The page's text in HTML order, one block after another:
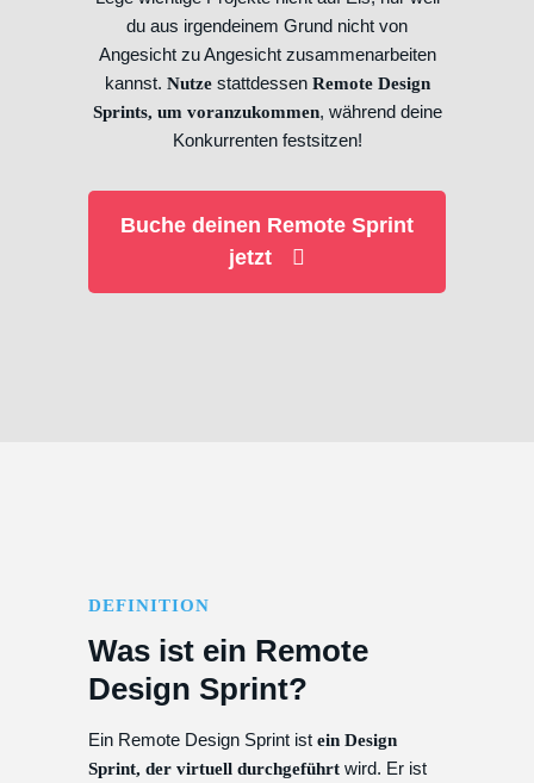
du aus irgendeinem Grund nicht von
Angesicht zu Angesicht zusammenarbeiten
kannst. Nutzestattdessen Remote Design
Sprints, um voranzukommen, während deine
Konkurrenten festsitzen!
Buche deinen Remote Sprint
jetzt
DEFINITION
Was ist ein Remote
Design Sprint?
Ein Remote Design Sprint ist ein Design
Sprint, der virtuell durchgeführt wird. Er ist